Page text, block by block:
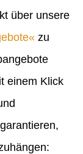
über unsere
zu
einem Klick